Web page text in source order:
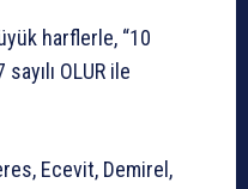
harflerle, “10
OLUR ile
Ecevit, Demirel,